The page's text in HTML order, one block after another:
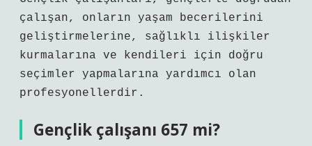
çalışan, onların yaşam becerilerini
geliştirmelerine, sağlıklı ilişkiler
kurmalarına ve kendileri için doğru
seçimler yapmalarına yardımcı olan
profesyonellerdir.
Gençlik çalışanı 657 mi?